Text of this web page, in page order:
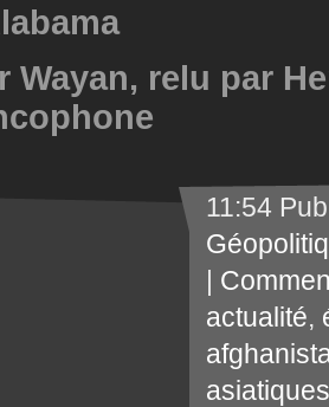
Wayan, relu par
11:54
|
actualité,
asiatiques